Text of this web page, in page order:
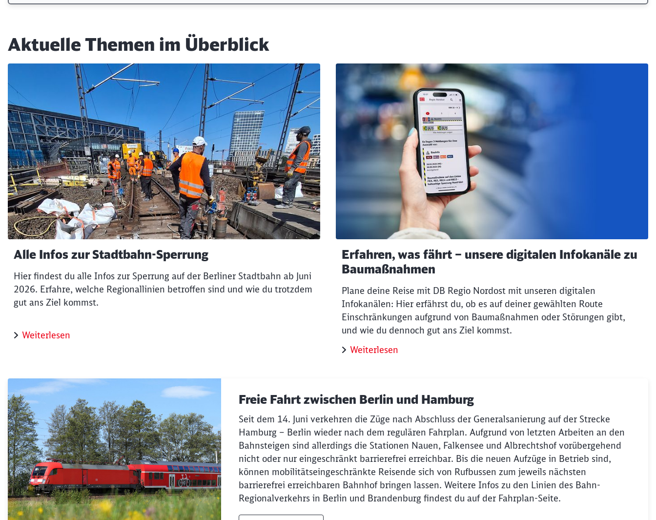
Aktuelle Themen im Überblick
Alle Infos zur Stadtbahn-Sperrung
Hier findest du alle Infos zur Sperrung auf der Berliner Stadtbahn ab Juni
2026. Erfahre, welche Regionallinien betroffen sind und wie du trotzdem
gut ans Ziel kommst.
Weiterlesen
Erfahren, was fährt – unsere digitalen Infokanäle zu
Baumaßnahmen
Plane deine Reise mit DB Regio Nordost mit unseren digitalen
Infokanälen: Hier erfährst du, ob es auf deiner gewählten Route
Einschränkungen aufgrund von Baumaßnahmen oder Störungen gibt,
und wie du dennoch gut ans Ziel kommst.
Weiterlesen
Freie Fahrt zwischen Berlin und Hamburg
Seit dem 14. Juni verkehren die Züge nach Abschluss der Generalsanierung auf der Strecke
Hamburg – Berlin wieder nach dem regulären Fahrplan. Aufgrund von letzten Arbeiten an den
Bahnsteigen sind allerdings die Stationen Nauen, Falkensee und Albrechtshof vorübergehend
nicht oder nur eingeschränkt barrierefrei erreichbar. Bis die neuen Aufzüge in Betrieb sind,
können mobilitätseingeschränkte Reisende sich von Rufbussen zum jeweils nächsten
barrierefrei erreichbaren Bahnhof bringen lassen. Weitere Infos zu den Linien des Bahn-
Regionalverkehrs in Berlin und Brandenburg findest du auf der Fahrplan-Seite.